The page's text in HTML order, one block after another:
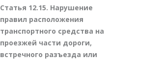
Статья 12.15. Нарушение
правил расположения
транспортного средства на
проезжей части дороги,
встречного разъезда или